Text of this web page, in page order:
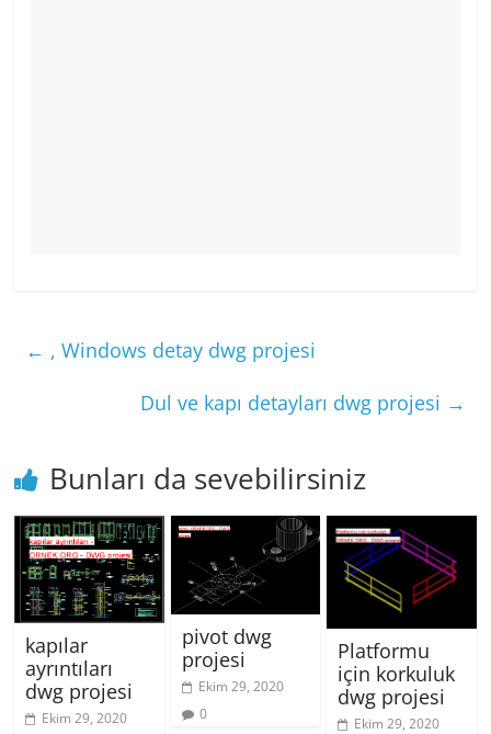
← , Windows detay dwg projesi
Dul ve kapı detayları dwg projesi →
Bunları da sevebilirsiniz
kapılar
ayrıntıları
dwg projesi
Ekim 29, 2020
pivot dwg
projesi
Ekim 29, 2020
0
Platformu
için korkuluk
dwg projesi
Ekim 29, 2020